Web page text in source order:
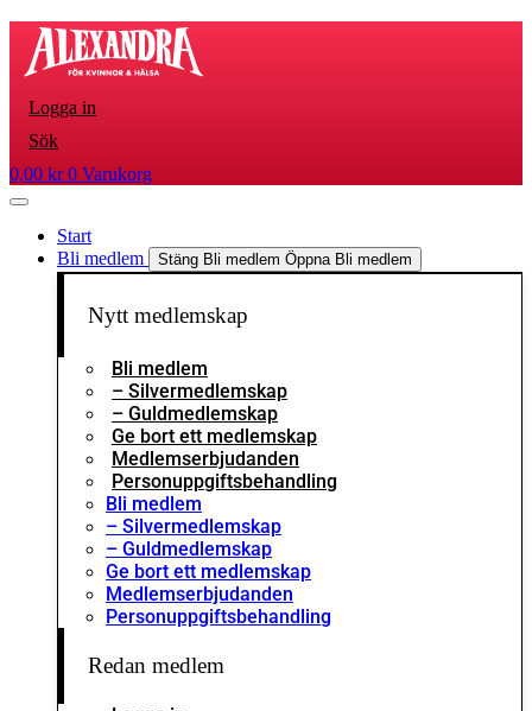
Hoppa
innehåll
Logga in
Sök
0,00 kr 0 Varukorg
Start
Bli medlem
Stäng Bli medlem Öppna Bli medlem
Nytt medlemskap
Bli medlem
– Silvermedlemskap
– Guldmedlemskap
Ge bort ett medlemskap
Medlemserbjudanden
Personuppgiftsbehandling
Bli medlem
– Silvermedlemskap
– Guldmedlemskap
Ge bort ett medlemskap
Medlemserbjudanden
Personuppgiftsbehandling
Redan medlem